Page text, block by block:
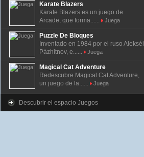
Karate Blazers
Karate Blazers es un juego de
Arcade, que forma......
Juega
Puzzle De Bloques
Inventado en 1984 por el ruso Alekséi
Pázhitnov, e......
Juega
Magical Cat Adventure
Redescubre Magical Cat Adventure,
un juego de la......
Juega
Descubrir el espacio Juegos